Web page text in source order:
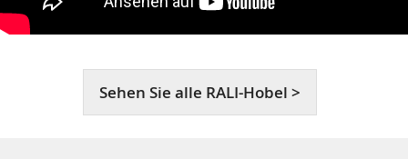
Sehen Sie alle RALI-Hobel >